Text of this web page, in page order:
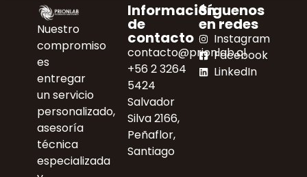
Nuestro
compromiso
es
entregar
un servicio
personalizado,
asesoría
técnica
especializada
Información
de
contacto
contacto@prionlab.cl
+56 2 3264
5424
Salvador
Silva 2166,
Peñaflor,
Santiago
Síguenos
en redes
Instagram
Facebook
LinkedIn